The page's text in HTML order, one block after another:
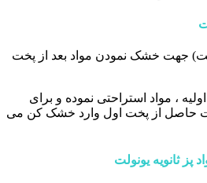
جهت خشک نمودن مواد بعد از پخت
، مواد استراحتی نموده و برای
از پخت اول وارد خشک کن می
پز ثانویه یونولت